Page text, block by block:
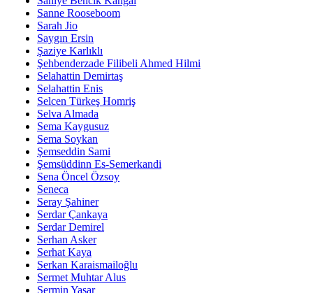
Sanne Rooseboom
Sarah Jio
Saygın Ersin
Şaziye Karlıklı
Şehbenderzade Filibeli Ahmed Hilmi
Selahattin Demirtaş
Selahattin Enis
Selcen Türkeş Homriş
Selva Almada
Sema Kaygusuz
Sema Soykan
Şemseddin Sami
Şemsüddinn Es-Semerkandi
Sena Öncel Özsoy
Seneca
Seray Şahiner
Serdar Çankaya
Serdar Demirel
Serhan Asker
Serhat Kaya
Serkan Karaismailoğlu
Sermet Muhtar Alus
Şermin Yaşar